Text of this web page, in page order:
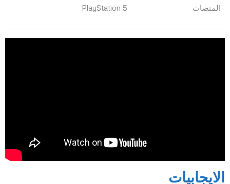
المنصات PlayStation 5
الايجابيات